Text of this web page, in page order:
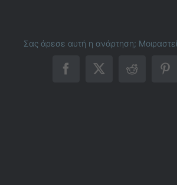
Σας άρεσε αυτή η ανάρτηση;
Facebook
X Reddit